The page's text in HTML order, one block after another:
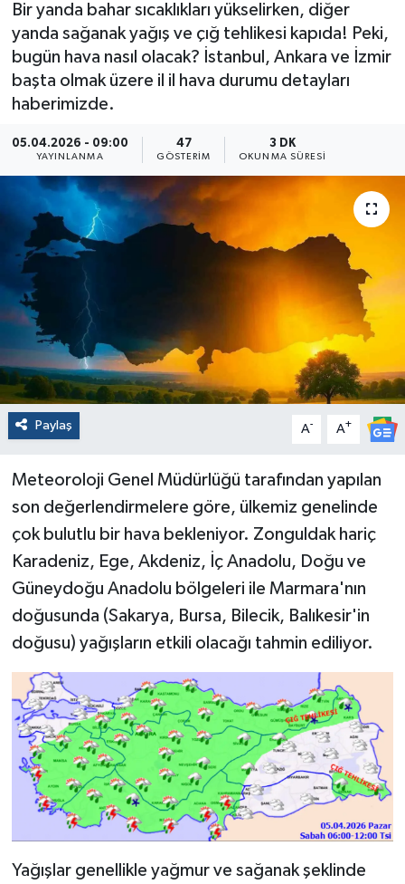
Bir yanda bahar sıcaklıkları yükselirken, diğer
yanda sağanak yağış ve çığ tehlikesi kapıda! Peki,
bugün hava nasıl olacak? İstanbul, Ankara ve İzmir
başta olmak üzere il il hava durumu detayları
haberimizde.
05.04.2026 - 09:00
YAYINLANMA
47
GÖSTERIM
3 DK
OKUNMA SÜRESI
Paylaş A- A+
Meteoroloji Genel Müdürlüğü tarafından yapılan
son değerlendirmelere göre, ülkemiz genelinde
çok bulutlu bir hava bekleniyor. Zonguldak hariç
Karadeniz, Ege, Akdeniz, İç Anadolu, Doğu ve
Güneydoğu Anadolu bölgeleri ile Marmara'nın
doğusunda (Sakarya, Bursa, Bilecik, Balıkesir'in
doğusu) yağışların etkili olacağı tahmin ediliyor.
Yağışlar genellikle yağmur ve sağanak şeklinde